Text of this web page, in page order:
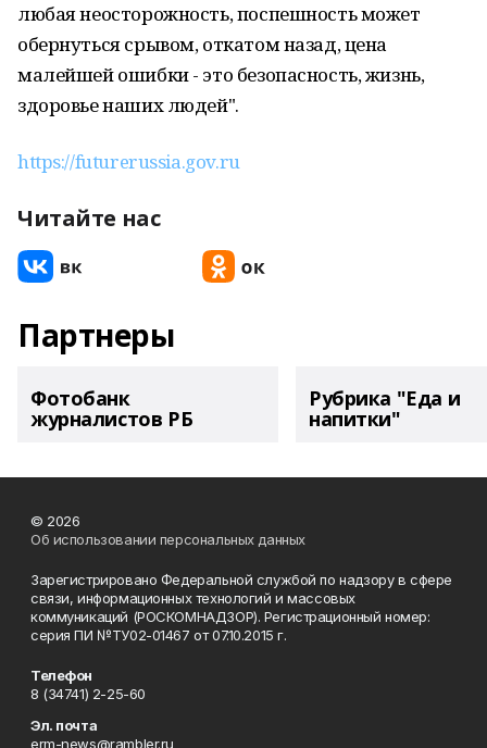
любая неосторожность, поспешность может
обернуться срывом, откатом назад, цена
малейшей ошибки - это безопасность, жизнь,
здоровье наших людей".
https://futurerussia.gov.ru
Читайте нас
Партнеры
Фотобанк
журналистов РБ
Рубрика "Еда и
напитки"
© 2026
Об использовании персональных данных
Зарегистрировано Федеральной службой по надзору в сфере
связи, информационных технологий и массовых
коммуникаций (РОСКОМНАДЗОР). Регистрационный номер:
серия ПИ №ТУ02-01467 от 07.10.2015 г.
Телефон
8 (34741) 2-25-60
Эл. почта
erm-news@rambler.ru